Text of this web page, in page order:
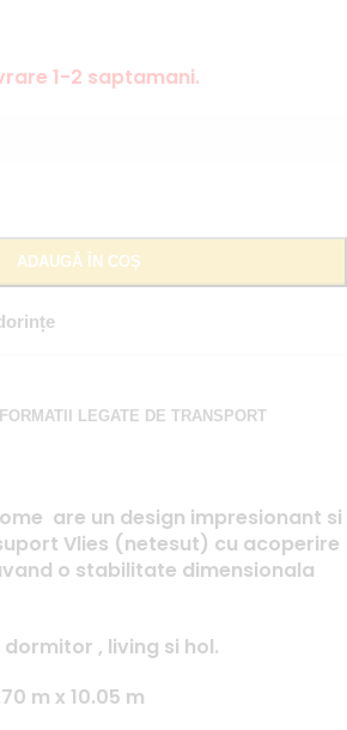
1-2 saptamani.
ADAUGĂ ÎN COȘ
LEGATE DE TRANSPORT
are un design impresionant si
Vlies (netesut) cu acoperire
o stabilitate dimensionala
, living si hol.
m x 10.05 m